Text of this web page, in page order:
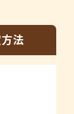
法